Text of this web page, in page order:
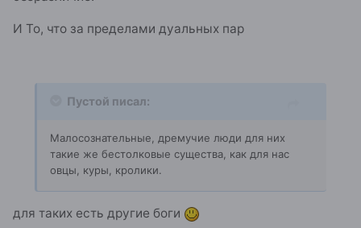
И То, что за пределами дуальных пар
Пустой писал:
Малосознательные, дремучие люди для них
такие же бестолковые существа, как для нас
овцы, куры, кролики.
для таких есть другие боги